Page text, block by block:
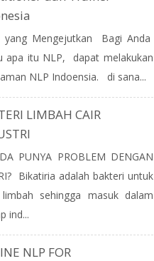
Mengejutkan Bagi Anda
apa itu NLP, dapat melakukan
NLP Indoensia. di sana...
LIMBAH CAIR
PUNYA PROBLEM DENGAN
Bikatiria adalah bakteri untuk
sehingga masuk dalam
ind...
NLP FOR